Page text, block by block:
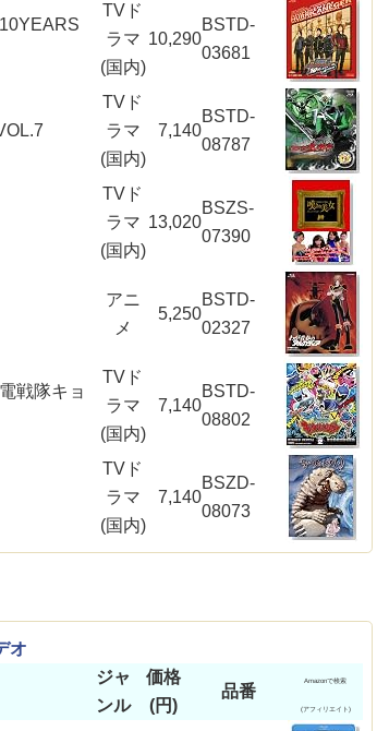
TVド
ラマ
(国内)
10,290
BSTD-
03681
TVド
ラマ
(国内)
7,140
BSTD-
08787
TVド
ラマ
(国内)
13,020
BSZS-
07390
アニ
メ
5,250
BSTD-
02327
戦隊キョ
TVド
ラマ
(国内)
7,140
BSTD-
08802
TVド
ラマ
(国内)
7,140
BSZD-
08073
オ
ジャ
ンル
価格
(円)
品番
Amazonで検索
(アフィリエイト)